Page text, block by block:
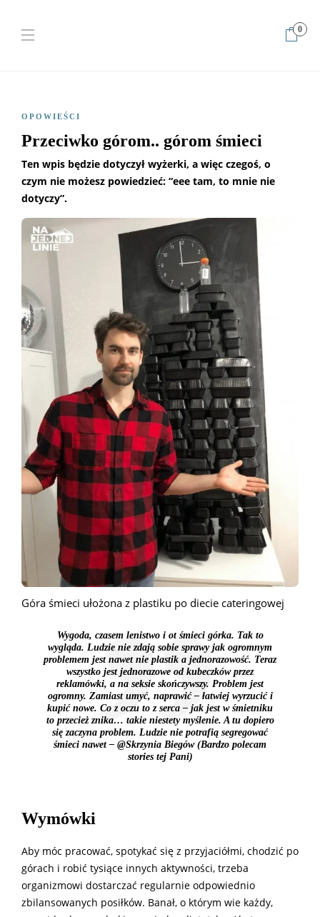
0
OPOWIEŚCI
Przeciwko górom.. górom śmieci
Ten wpis będzie dotyczył wyżerki, a więc czegoś, o
czym nie możesz powiedzieć: “eee tam, to mnie nie
dotyczy”.
Góra śmieci ułożona z plastiku po diecie cateringowej
Wygoda, czasem lenistwo i ot śmieci górka. Tak to
wygląda. Ludzie nie zdają sobie sprawy jak ogromnym
problemem jest nawet nie plastik a jednorazowość. Teraz
wszystko jest jednorazowe od kubeczków przez
reklamówki, a na seksie skończywszy. Problem jest
ogromny. Zamiast umyć, naprawić – łatwiej wyrzucić i
kupić nowe. Co z oczu to z serca – jak jest w śmietniku
to przecież znika… takie niestety myślenie. A tu dopiero
się zaczyna problem. Ludzie nie potrafią segregować
śmieci nawet – @Skrzynia Biegów(Bardzo polecam
stories tej Pani)
Wymówki
Aby móc pracować, spotykać się z przyjaciółmi, chodzić po
górach i robić tysiące innych aktywności, trzeba
organizmowi dostarczać regularnie odpowiednio
zbilansowanych posiłków. Banał, o którym wie każdy,